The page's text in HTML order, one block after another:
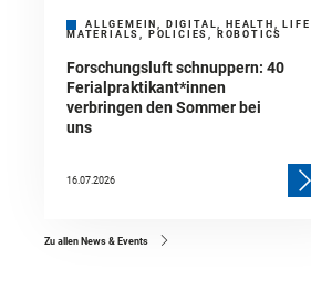
ALLGEMEIN, DIGITAL, HEALTH, LIFE,
MATERIALS, POLICIES, ROBOTICS
Forschungsluft schnuppern: 40
Ferialpraktikant*innen
verbringen den Sommer bei
uns
16.07.2026
Zu allen News & Events